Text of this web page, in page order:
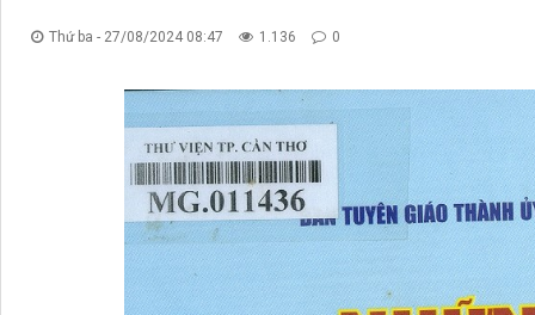
Thứ ba - 27/08/2024 08:47 1.136 0